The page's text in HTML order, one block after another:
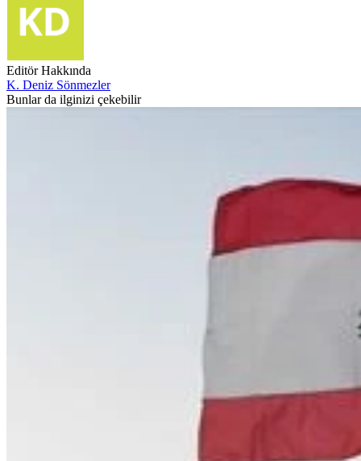
Editör Hakkında
K. Deniz Sönmezler
Bunlar da ilginizi çekebilir